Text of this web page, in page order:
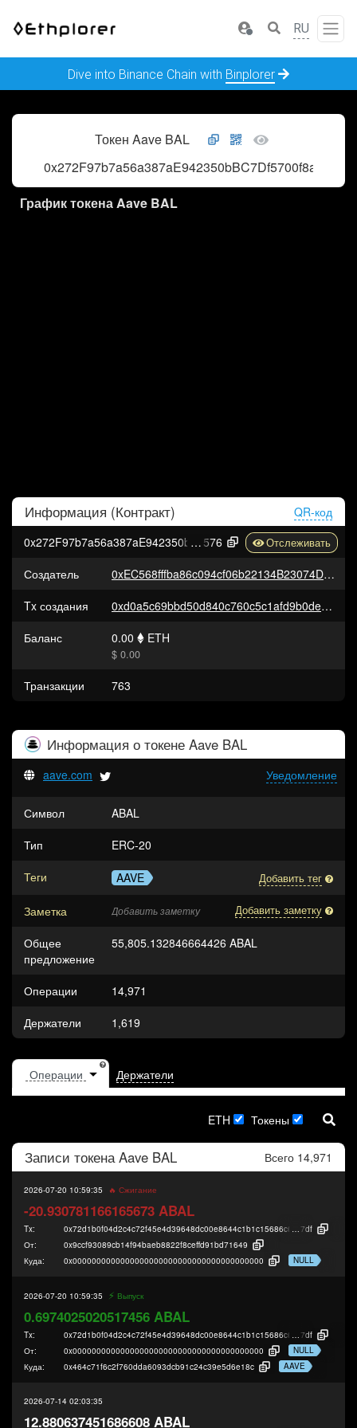
RU
Dive into Binance Chain with Binplorer
Токен Aave BAL
0x272F97b7a56a387aE942350bBC7Df5700f8a4576
График токена Aave BAL
Информация (Контракт)
QR-код
0x272F97b7a56a387aE942350bBC7Df5700f8a4
576
Создатель
0xEC568fffba86c094cf06b22134B23074DFE2252c
Tx создания
0xd0a5c69bbd50d840c760c5c1afd9b0de0b8892a5a018d799a637a858bb8de49f
Баланс
0.00 ETH
$ 0.00
Транзакции 763
Информация о токене Aave BAL
Уведомление
aave.com
Символ
ABAL
Тип
ERC-20
Теги
AAVE Добавить тег
Заметка Добавить заметку Добавить заметку
Общее
предложение
55,805.132846664426 ABAL
Операции
14,971
Держатели
1,619
Держатели
ETH Токены
Записи токена Aave BAL Всего 14,971
2026-07-20 10:59:35 🔥 Сжигание
-20.930781166165673 ABAL
Tx: 0x72d1b0f04d2c4c72f45e4d39648dc00e8644c1b1c15686c6e4ee687edab61
7df
От:
0x9ccf93089cb14f94baeb8822f8ceffd91bd71649
Куда:
0x0000000000000000000000000000000000000000 NULL
2026-07-20 10:59:35 ⚡️ Выпуск
0.6974025020517456 ABAL
Tx: 0x72d1b0f04d2c4c72f45e4d39648dc00e8644c1b1c15686c6e4ee687edab61
7df
От:
0x0000000000000000000000000000000000000000
NULL
Куда:
0x464c71f6c2f760dda6093dcb91c24c39e5d6e18c AAVE
2026-07-14 02:03:35
12.880637451686608 ABAL